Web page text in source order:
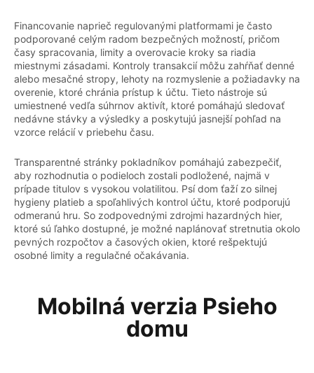
Financovanie naprieč regulovanými platformami je často
podporované celým radom bezpečných možností, pričom
časy spracovania, limity a overovacie kroky sa riadia
miestnymi zásadami. Kontroly transakcií môžu zahŕňať denné
alebo mesačné stropy, lehoty na rozmyslenie a požiadavky na
overenie, ktoré chránia prístup k účtu. Tieto nástroje sú
umiestnené vedľa súhrnov aktivít, ktoré pomáhajú sledovať
nedávne stávky a výsledky a poskytujú jasnejší pohľad na
vzorce relácií v priebehu času.
Transparentné stránky pokladníkov pomáhajú zabezpečiť,
aby rozhodnutia o podieloch zostali podložené, najmä v
prípade titulov s vysokou volatilitou. Psí dom ťaží zo silnej
hygieny platieb a spoľahlivých kontrol účtu, ktoré podporujú
odmeranú hru. So zodpovednými zdrojmi hazardných hier,
ktoré sú ľahko dostupné, je možné naplánovať stretnutia okolo
pevných rozpočtov a časových okien, ktoré rešpektujú
osobné limity a regulačné očakávania.
Mobilná verzia Psieho
domu